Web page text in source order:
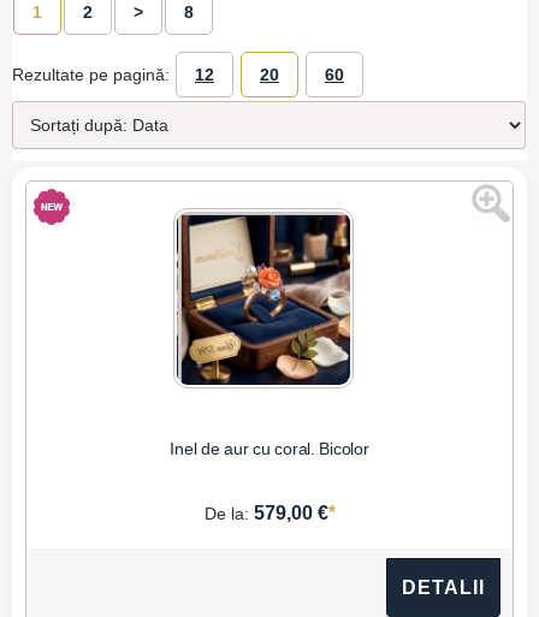
1 2 > 8
Rezultate pe pagină: 12 20 60
Inel de aur cu coral. Bicolor
De la: 579,00 €*
DETALII